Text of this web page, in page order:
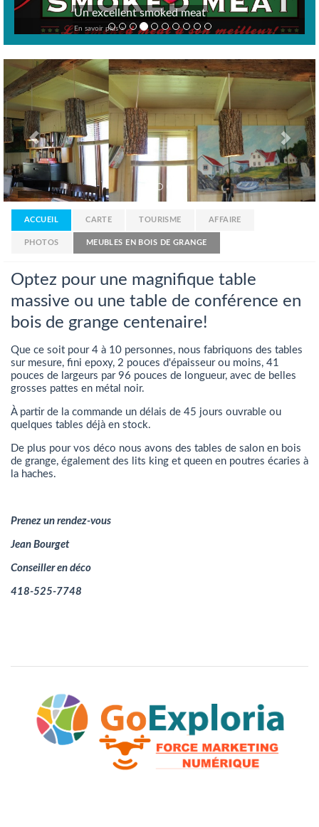
Un excellent smoked meat
En savoir plus >
Previous
ACCUEIL CARTE TOURISME AFFAIRE
PHOTOS MEUBLES EN BOIS DE GRANGE
Optez pour une magnifique table
massive ou une table de conférence en
bois de grange centenaire!
Que ce soit pour 4 à 10 personnes, nous fabriquons des tables
sur mesure, fini epoxy, 2 pouces d'épaisseur ou moins, 41
pouces de largeurs par 96 pouces de longueur, avec de belles
grosses pattes en métal noir.
À partir de la commande un délais de 45 jours ouvrable ou
quelques tables déjà en stock.
De plus pour vos déco nous avons des tables de salon en bois
de grange, également des lits king et queen en poutres écaries à
la haches.
Prenez un rendez-vous
Jean Bourget
Conseiller en déco
418-525-7748